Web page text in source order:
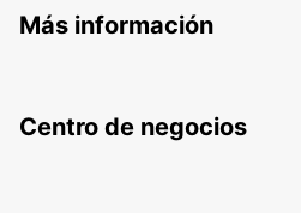
Más información
Centro de negocios